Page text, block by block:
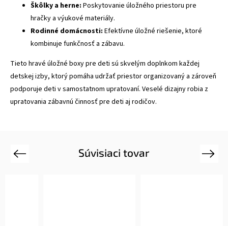
Škôlky a herne: Poskytovanie úložného priestoru pre
hračky a výukové materiály.
Rodinné domácnosti: Efektívne úložné riešenie, ktoré
kombinuje funkčnosť a zábavu.
Tieto hravé úložné boxy pre deti sú skvelým doplnkom každej
detskej izby, ktorý pomáha udržať priestor organizovaný a zároveň
podporuje deti v samostatnom upratovaní. Veselé dizajny robia z
upratovania zábavnú činnosť pre deti aj rodičov.
Súvisiaci tovar
Previous Next